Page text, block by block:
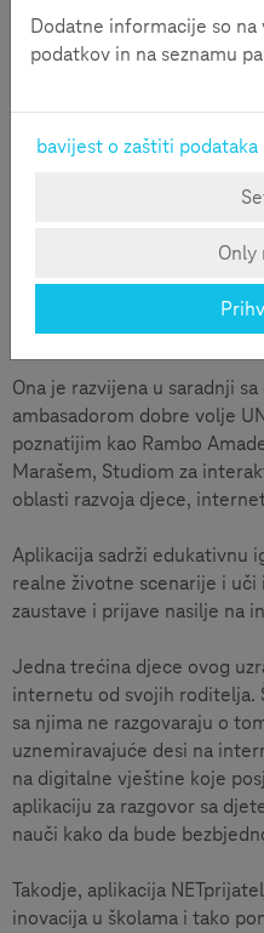
aplikacija NETprijatelji.
Ona je razvijena u saradnji
ambasadorom dobre volje
poznatijim kao Rambo
Marašem, Studiom za
oblasti razvoja djece,
Aplikacija sadrži edukativnu
realne životne scenarije i
zaustave i prijave nasilje na
Jedna trećina djece ovog
internetu od svojih roditelja.
sa njima ne razgovaraju o
uznemiravajuće desi na
na digitalne vještine koje
aplikaciju za razgovor sa
nauči kako da bude
Takodje, aplikacija
inovacija u školama i tako
Dodatne informacije so
podatkov in na seznamu
bavijest o zaštiti podataka
Only